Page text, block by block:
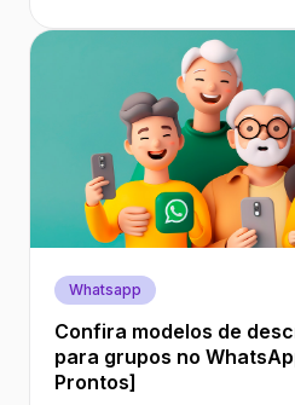
Whatsapp
Confira modelos de
para grupos no
Prontos]